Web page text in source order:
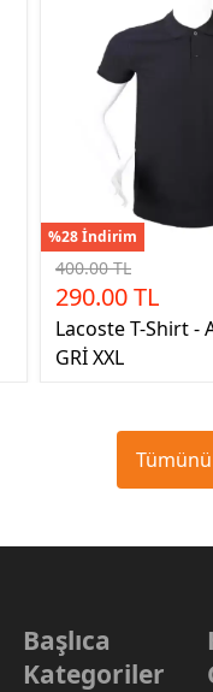
%28 İndirim
400.00 TL
290.00 TL
Lacoste T-Shirt -
GRİ XXL
Başlıca
Kategoriler